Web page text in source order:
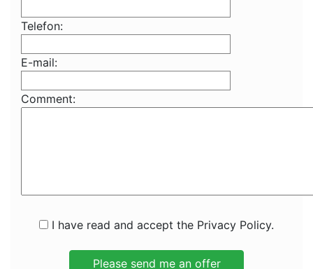
Telefon:
E-mail:
Comment:
I have read and accept the Privacy Policy.